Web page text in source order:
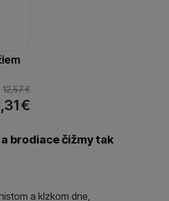
12,57€
€
brodiace čižmy tak
a klzkom dne,